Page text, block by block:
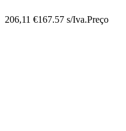
206,11 €167.57 s/Iva.Preço